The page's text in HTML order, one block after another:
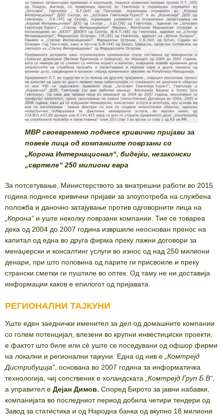
МВР своевремено поднесе кривични пријави за
повеќе лица од компаниите поврзани со
„Корона Интернационал“, бидејќи, незаконски
„свртеле“ 250 милиони евра
За потсетување, Министерството за внатрешни работи во 2015
година поднесе кривични пријави за злоупотреба на службена
положба и даночно затајување против одговорните лица на
Корона“ и уште неколку поврзани компании. Тие се товареа
дека од 2004 до 2007 година извршиле неоснован пренос на
капитал од една во друга фирма преку лажни договори за
менаџерски и консалтинг услуги во износ од над 250 милиони
денари, при што половина од парите ги присвоиле и преку
странски сметки ги пуштиле во оптек. Од таму не ни доставија
информации каков е епилогот од пријавата.
РЕГИОНАЛНИ ТАЈКУНИ
Уште еден заеднички именител за дел од домашните компании
со голем потенцијал, влезени во крупни инвестициски проекти,
е фактот што биле или сѐ уште се поседувани од офшор фирми
на локални и регионални тајкуни. Една од нив е Комтрејд
Дистрибуција“ , основана во 2007 година за информатичка
технологија, чиј сопственик е холандската
Комтрејд Груп Б.В“
а управител е Дејан Димов. Според Бирото за јавни набавки,
компанијата во последниот период добила четири тендери од
Завод за статистика и од Народна банка од вкупно 18 милиони